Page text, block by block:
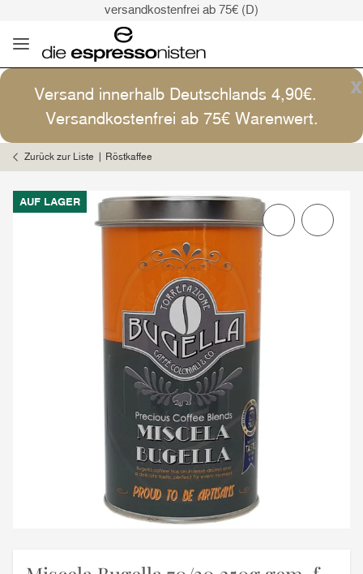
versandkostenfrei ab 75€ (D)
Versand: 4,90€ (D)
versandkostenfrei ab 75€ (D)
Kaffee ist Kunst
x
Versand innerhalb Deutschlands 4,90€.
Versandkostenfrei ab 75€ Warenwert.
Zurück zur Liste Röstkaffee
AUF LAGER